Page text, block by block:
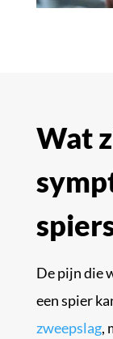
Wat
De pijn die
een spier
zweepslag,